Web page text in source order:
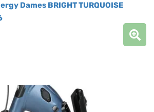
Dames BRIGHT TURQUOISE